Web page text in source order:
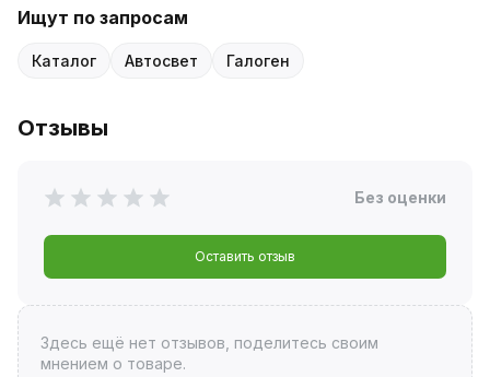
Ищут по запросам
Каталог Автосвет Галоген
Отзывы
Без оценки
Оставить отзыв
Здесь ещё нет отзывов, поделитесь своим
мнением о товаре.